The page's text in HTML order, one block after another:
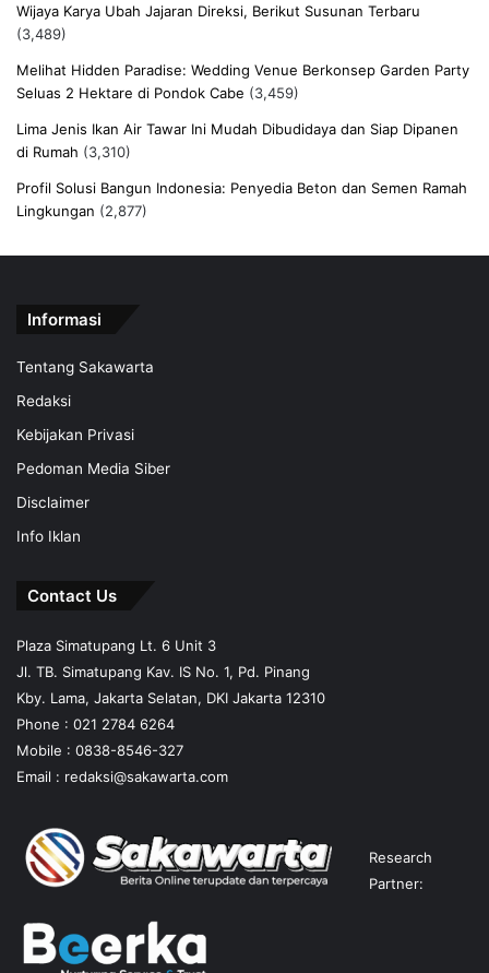
Wijaya Karya Ubah Jajaran Direksi, Berikut Susunan Terbaru
(3,489)
Melihat Hidden Paradise: Wedding Venue Berkonsep Garden Party
Seluas 2 Hektare di Pondok Cabe (3,459)
Lima Jenis Ikan Air Tawar Ini Mudah Dibudidaya dan Siap Dipanen
di Rumah (3,310)
Profil Solusi Bangun Indonesia: Penyedia Beton dan Semen Ramah
Lingkungan (2,877)
Informasi
Tentang Sakawarta
Redaksi
Kebijakan Privasi
Pedoman Media Siber
Disclaimer
Info Iklan
Contact Us
Plaza Simatupang Lt. 6 Unit 3
Jl. TB. Simatupang Kav. IS No. 1, Pd. Pinang
Kby. Lama, Jakarta Selatan, DKI Jakarta 12310
Phone : 021 2784 6264
Mobile : 0838-8546-327
Email : redaksi@sakawarta.com
Research
Partner: